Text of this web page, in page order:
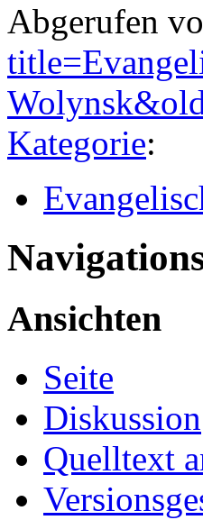
Abgerufen
Kategorie:
Ansichten
Seite
Diskussion
Quelltext